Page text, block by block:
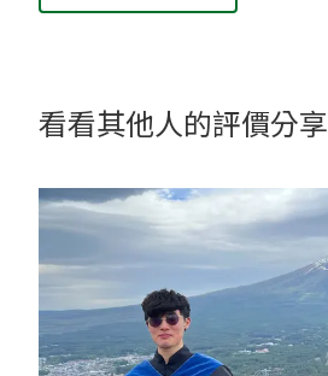
看看其他人的評價分享